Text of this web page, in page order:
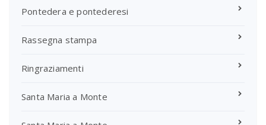
Pontedera e pontederesi
Rassegna stampa
Ringraziamenti
Santa Maria a Monte